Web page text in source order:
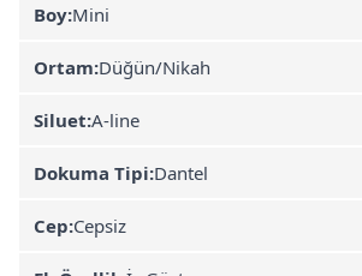
Boy:Mini
Ortam:Düğün/Nikah
Siluet:A-line
Dokuma Tipi:Dantel
Cep:Cepsiz